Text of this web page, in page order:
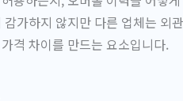
가하지 않지만 다른 업체는 외
격 차이를 만드는 요소입니다.